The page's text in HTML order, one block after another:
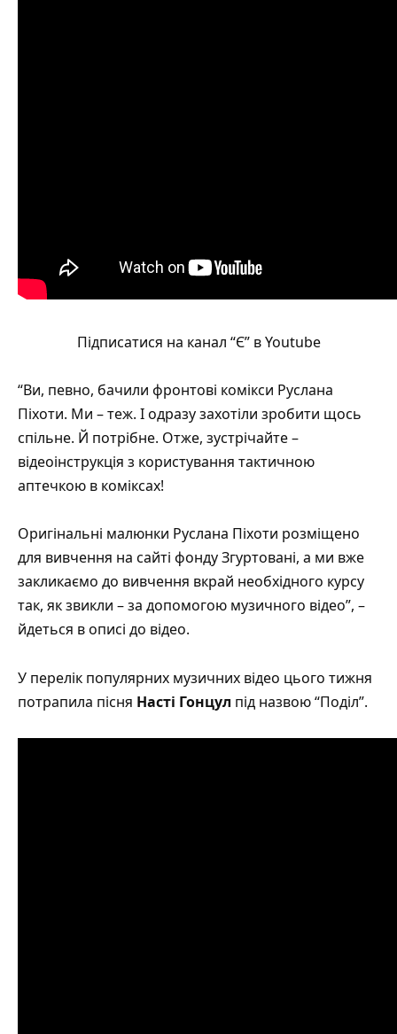
Підписатися на канал “Є” в Youtube
“Ви, певно, бачили фронтові комікси Руслана
Піхоти. Ми – теж. І одразу захотіли зробити щось
спільне. Й потрібне. Отже, зустрічайте –
відеоінструкція з користування тактичною
аптечкою в коміксах!
Оригінальні малюнки Руслана Піхоти розміщено
для вивчення на сайті фонду Згуртовані, а ми вже
закликаємо до вивчення вкрай необхідного курсу
так, як звикли – за допомогою музичного відео”, –
йдеться в описі до відео.
У перелік популярних музичних відео цього тижня
потрапила пісня Насті Гонцул під назвою“Поділ”.